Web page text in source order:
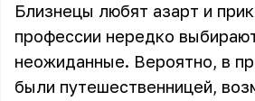
Близнецы любят азарт и
профессии нередко
неожиданные. Вероятно, в
были путешественницей,